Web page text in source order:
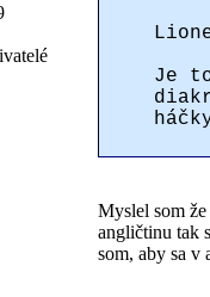
Je
Myslel som
angličtinu tak
som, aby sa v